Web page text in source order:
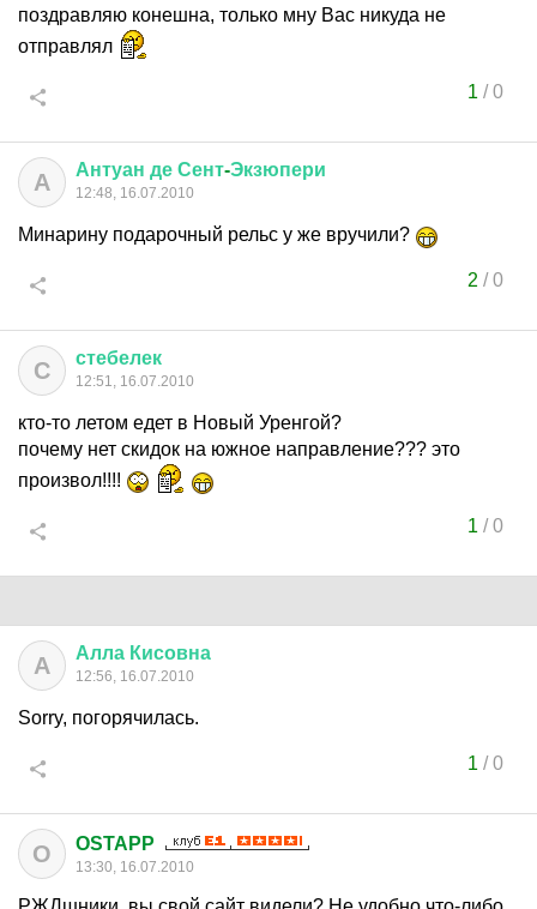
поздравляю конешна, только мну Вас никуда не
отправлял
1 /0
А Антуан де Сент-Экзюпери
12:48, 16.07.2010
Минарину подарочный рельс у же вручили?
2 /0
С стебелек
12:51, 16.07.2010
кто-то летом едет в Новый Уренгой?
почему нет скидок на южное направление??? это
произвол!!!!
1 /0
А Алла Кисовна
12:56, 16.07.2010
Sorry, погорячилась.
1 /0
O OSTAPP
13:30, 16.07.2010